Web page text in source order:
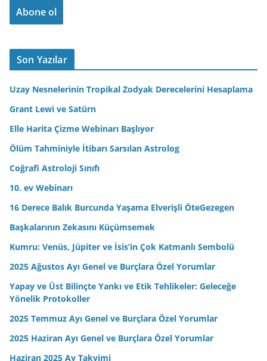
t
d
r
i
n
Abone ol
Son Yazılar
Uzay Nesnelerinin Tropikal Zodyak Derecelerini Hesaplama
Grant Lewi ve Satürn
Elle Harita Çizme Webinarı Başlıyor
Ölüm Tahminiyle İtibarı Sarsılan Astrolog
Coğrafi Astroloji Sınıfı
10. ev Webinarı
16 Derece Balık Burcunda Yaşama Elverişli ÖteGezegen
Başkalarının Zekasını Küçümsemek
Kumru: Venüs, Jüpiter ve İsis’in Çok Katmanlı Sembolü
2025 Ağustos Ayı Genel ve Burçlara Özel Yorumlar
Yapay ve Üst Bilinçte Yankı ve Etik Tehlikeler: Geleceğe
Yönelik Protokoller
2025 Temmuz Ayı Genel ve Burçlara Özel Yorumlar
2025 Haziran Ayı Genel ve Burçlara Özel Yorumlar
Haziran 2025 Ay Takvimi